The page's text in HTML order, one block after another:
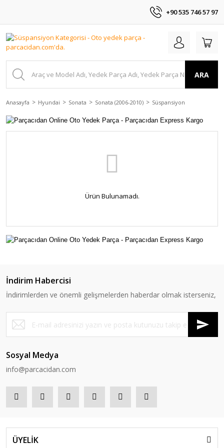
+90 535 746 57 97
ARA
Anasayfa Hyundai Sonata Sonata (2006-2010) Süspansiyon
Ürün Bulunamadı.
İndirim Habercisi
İndirimlerden ve önemli gelişmelerden haberdar olmak isterseniz,
Sosyal Medya
info@parcacidan.com
ÜYELİK